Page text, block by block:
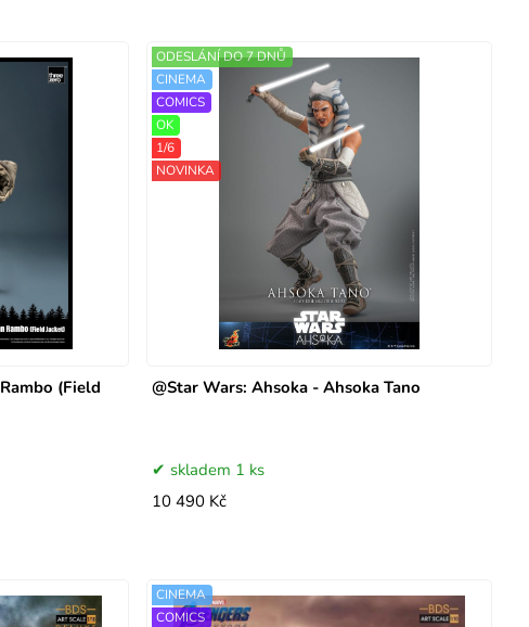
(Field
@Star Wars: Ahsoka - Ahsoka Tano
ODESLÁNÍ DO 7 DNŮ
CINEMA
COMICS
OK
1/6
NOVINKA
skladem 1 ks
10 490 Kč
CINEMA
COMICS